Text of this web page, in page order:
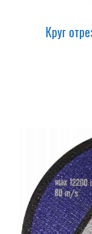
Круг